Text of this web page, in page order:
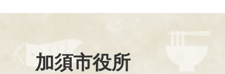
加須市役所